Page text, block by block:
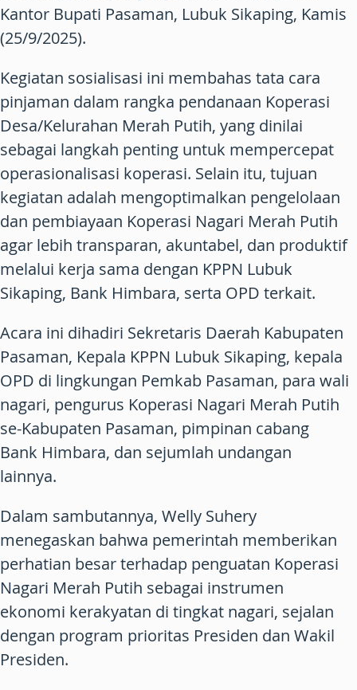
Kantor Bupati Pasaman, Lubuk Sikaping, Kamis
(25/9/2025).
Kegiatan sosialisasi ini membahas tata cara
pinjaman dalam rangka pendanaan Koperasi
Desa/Kelurahan Merah Putih, yang dinilai
sebagai langkah penting untuk mempercepat
operasionalisasi koperasi. Selain itu, tujuan
kegiatan adalah mengoptimalkan pengelolaan
dan pembiayaan Koperasi Nagari Merah Putih
agar lebih transparan, akuntabel, dan produktif
melalui kerja sama dengan KPPN Lubuk
Sikaping, Bank Himbara, serta OPD terkait.
Acara ini dihadiri Sekretaris Daerah Kabupaten
Pasaman, Kepala KPPN Lubuk Sikaping, kepala
OPD di lingkungan Pemkab Pasaman, para wali
nagari, pengurus Koperasi Nagari Merah Putih
se-Kabupaten Pasaman, pimpinan cabang
Bank Himbara, dan sejumlah undangan
lainnya.
Dalam sambutannya, Welly Suhery
menegaskan bahwa pemerintah memberikan
perhatian besar terhadap penguatan Koperasi
Nagari Merah Putih sebagai instrumen
ekonomi kerakyatan di tingkat nagari, sejalan
dengan program prioritas Presiden dan Wakil
Presiden.